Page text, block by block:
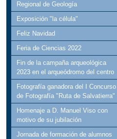
Regional de Geología
Exposición "la célula"
Feliz Navidad
Feria de Ciencias 2022
Fin de la campaña arqueológica
2023 en el arqueódromo del centro
Fotografía ganadora del I Concurso
de Fotografía "Ruta de Salvatierra"
Homenaje a D. Manuel Viso con
motivo de su jubilación
Jornada de formación de alumnos